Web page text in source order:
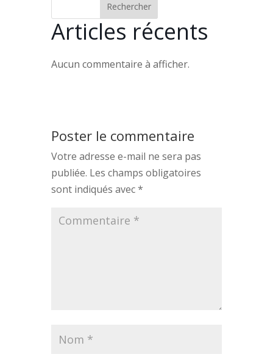
Rechercher
Articles récents
Aucun commentaire à afficher.
Poster le commentaire
Votre adresse e-mail ne sera pas
publiée. Les champs obligatoires
sont indiqués avec*